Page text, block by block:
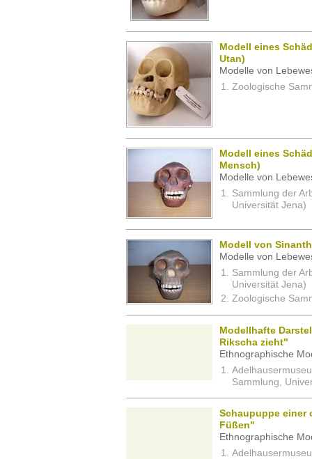
Modell eines
Utan)
Modelle von
Zoologische
Modell eines
Mensch)
Modelle von
Sammlung der
Universität Jena)
Modell von
Modelle von
Sammlung der
Universität Jena)
Zoologische
Modellhafte
Rikscha zieht"
Ethnographische
Sammlung,
Schaupuppe einer
Füßen"
Ethnographische